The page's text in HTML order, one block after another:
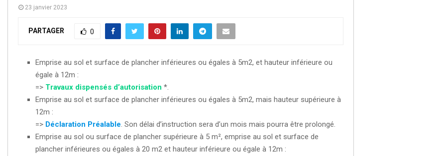
23 janvier 2023
PARTAGER 0
Emprise au sol et surface de plancher inférieures ou égales à 5m2, et hauteur inférieure ou
égale à 12m :
=> Travaux dispensés d’autorisation*.
Emprise au sol et surface de plancher inférieures ou égales à 5m2, mais hauteur supérieure à
12m :
=> Déclaration Préalable . Son délai d’instruction sera d’un mois mais pourra être prolongé.
Emprise au sol ou surface de plancher supérieure à 5 m², emprise au sol et surface de
plancher inférieures ou égales à 20 m2 et hauteur inférieure ou égale à 12m :